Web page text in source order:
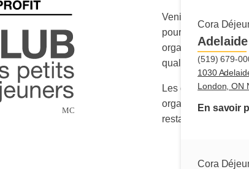
Cora
(519) 679-
1030
London, ON
En savoir
Cora
Venir en aide aux
pour les restaurants
organismes à but
qualité de vie des
Les dons sont
organisés par les
restaurants au